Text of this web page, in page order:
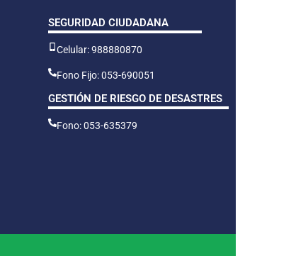
SEGURIDAD CIUDADANA
Celular: 988880870
Fono Fijo: 053-690051
GESTIÓN DE RIESGO DE DESASTRES
Fono: 053-635379